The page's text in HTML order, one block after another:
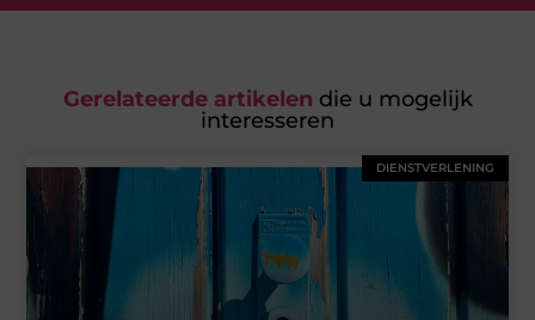
Gerelateerde artikelen die u mogelijk
interesseren
DIENSTVERLENING